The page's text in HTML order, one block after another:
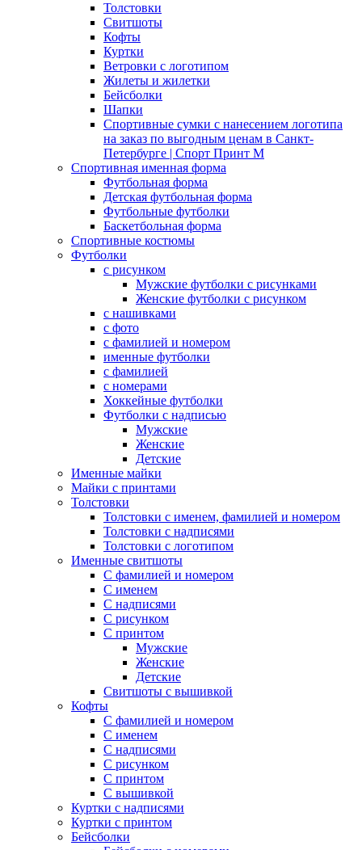
Толстовки
Свитшоты
Кофты
Куртки
Ветровки с логотипом
Жилеты и жилетки
Бейсболки
Шапки
Спортивные сумки с нанесением логотипа
на заказ по выгодным ценам в Санкт-
Петербурге | Спорт Принт М
Спортивная именная форма
Футбольная форма
Детская футбольная форма
Футбольные футболки
Баскетбольная форма
Спортивные костюмы
Футболки
с рисунком
Мужские футболки с рисунками
Женские футболки с рисунком
с нашивками
с фото
с фамилией и номером
именные футболки
с фамилией
с номерами
Хоккейные футболки
Футболки с надписью
Мужские
Женские
Детские
Именные майки
Майки с принтами
Толстовки
Толстовки с именем, фамилией и номером
Толстовки с надписями
Толстовки с логотипом
Именные свитшоты
С фамилией и номером
С именем
С надписями
С рисунком
С принтом
Мужские
Женские
Детские
Свитшоты с вышивкой
Кофты
С фамилией и номером
С именем
С надписями
С рисунком
С принтом
С вышивкой
Куртки с надписями
Куртки с принтом
Бейсболки